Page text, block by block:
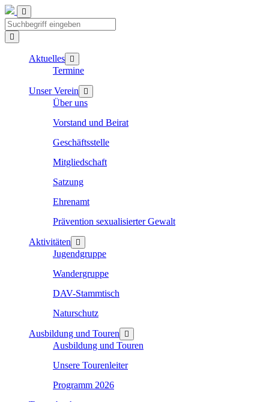
Aktuelles
Termine
Unser Verein
Über uns
Vorstand und Beirat
Geschäftsstelle
Mitgliedschaft
Satzung
Ehrenamt
Prävention sexualisierter Gewalt
Aktivitäten
Jugendgruppe
Wandergruppe
DAV-Stammtisch
Naturschutz
Ausbildung und Touren
Ausbildung und Touren
Unsere Tourenleiter
Programm 2026